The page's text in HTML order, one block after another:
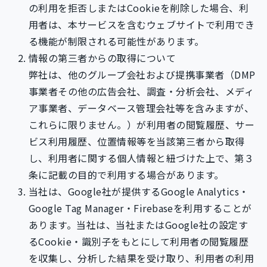
の利用を拒否しまたはCookieを削除した場合、利
用者は、本サービスを含むウェブサイトで利用でき
る機能が制限される可能性があります。
情報の第三者からの取得について
弊社は、他のグループ会社および提携事業者（DMP
事業者その他の広告会社、調査・分析会社、メディ
ア事業者、データベース管理会社等を含みますが、
これらに限りません。）が利用者の閲覧履歴、サー
ビス利用履歴、位置情報等を当該第三者から取得
し、利用者に関する個人情報と紐づけた上で、第３
条に記載の目的で利用する場合があります。
当社は、Google社が提供するGoogle Analytics・
Google Tag Manager・Firebaseを利用することが
あります。当社は、当社またはGoogle社の設定す
るCookie・識別子をもとにして利用者の閲覧履歴
を収集し、分析した結果を受け取り、利用者の利用